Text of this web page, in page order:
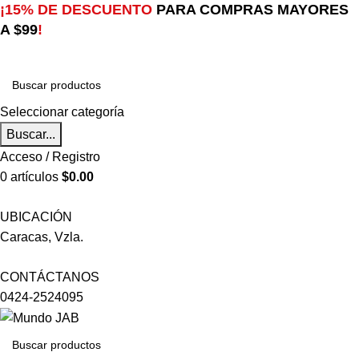
¡15% DE DESCUENTO PARA COMPRAS MAYORES
A $99!
Seleccionar categoría
Buscar...
Acceso / Registro
0 artículos $0.00
UBICACIÓN
Caracas, Vzla.
CONTÁCTANOS
0424-2524095